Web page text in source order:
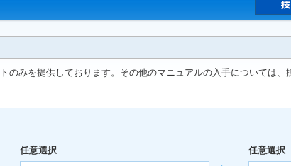
みを提供しております。その他のマニュアルの入手については
任意選択 任意選択